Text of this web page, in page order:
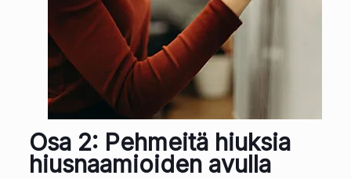
Osa 2: Pehmeitä hiuksia
hiusnaamioiden avulla